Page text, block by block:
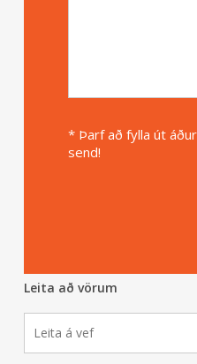
* Þarf að fylla út
send!
Leita að vörum